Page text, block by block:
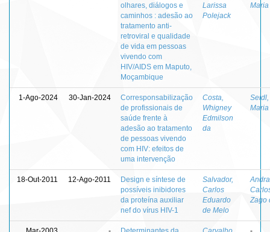
olhares, diálogos e
caminhos : adesão ao
tratamento anti-
retroviral e qualidade
de vida em pessoas
vivendo com
HIV/AIDS em Maputo,
Moçambique
Larissa
Polejack
1-Ago-2024 30-Jan-2024
Corresponsabilização
de profissionais de
saúde frente à
adesão ao tratamento
de pessoas vivendo
com HIV: efeitos de
uma intervenção
Costa,
Whigney
Edmilson
da
18-Out-2011 12-Ago-2011
Design e síntese de
possíveis inibidores
da proteína auxiliar
nef do vírus HIV-1
Salvador,
Carlos
Eduardo
de Melo
Zago